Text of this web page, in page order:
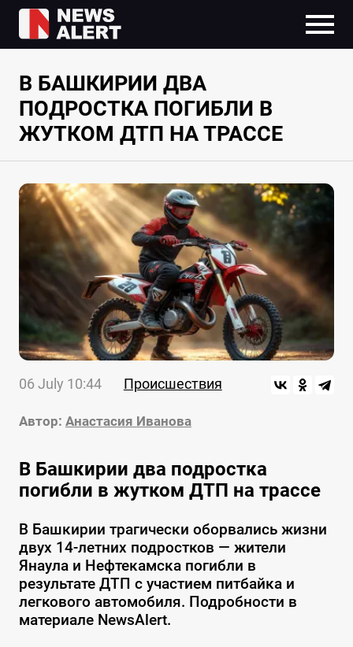
В БАШКИРИИ ДВА
ПОДРОСТКА ПОГИБЛИ В
ЖУТКОМ ДТП НА ТРАССЕ
06 July 10:44 Происшествия
Автор: Анастасия Иванова
В Башкирии два подростка
погибли в жутком ДТП на трассе
В Башкирии трагически оборвались жизни
двух 14-летних подростков — жители
Янаула и Нефтекамска погибли в
результате ДТП с участием питбайка и
легкового автомобиля. Подробности в
материале NewsAlert.